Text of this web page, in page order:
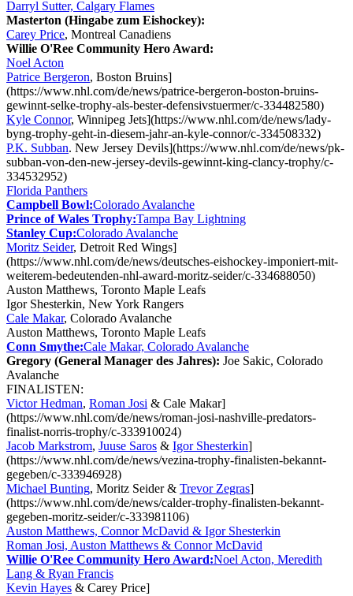
Darryl Sutter, Calgary Flames
Masterton (Hingabe zum Eishockey):
Carey Price, Montreal Canadiens
Willie O'Ree Community Hero Award:
Noel Acton
Patrice Bergeron, Boston Bruins]
(https://www.nhl.com/de/news/patrice-bergeron-boston-bruins-
gewinnt-selke-trophy-als-bester-defensivstuermer/c-334482580)
Kyle Connor, Winnipeg Jets](https://www.nhl.com/de/news/lady-
byng-trophy-geht-in-diesem-jahr-an-kyle-connor/c-334508332)
P.K. Subban. New Jersey Devils](https://www.nhl.com/de/news/pk-
subban-von-den-new-jersey-devils-gewinnt-king-clancy-trophy/c-
334532952)
Florida Panthers
Campbell Bowl:Colorado Avalanche
Prince of Wales Trophy:Tampa Bay Lightning
Stanley Cup:Colorado Avalanche
Moritz Seider, Detroit Red Wings]
(https://www.nhl.com/de/news/deutsches-eishockey-imponiert-mit-
weiterem-bedeutenden-nhl-award-moritz-seider/c-334688050)
Auston Matthews, Toronto Maple Leafs
Igor Shesterkin, New York Rangers
Cale Makar, Colorado Avalanche
Auston Matthews, Toronto Maple Leafs
Conn Smythe:Cale Makar, Colorado Avalanche
Gregory (General Manager des Jahres): Joe Sakic, Colorado
Avalanche
FINALISTEN:
Victor Hedman, Roman Josi & Cale Makar]
(https://www.nhl.com/de/news/roman-josi-nashville-predators-
finalist-norris-trophy/c-333910024)
Jacob Markstrom, Juuse Saros & Igor Shesterkin]
(https://www.nhl.com/de/news/vezina-trophy-finalisten-bekannt-
gegeben/c-333946928)
Michael Bunting, Moritz Seider & Trevor Zegras]
(https://www.nhl.com/de/news/calder-trophy-finalisten-bekannt-
gegeben-moritz-seider/c-333981106)
Auston Matthews, Connor McDavid & Igor Shesterkin
Roman Josi, Auston Matthews & Connor McDavid
Willie O'Ree Community Hero Award:Noel Acton, Meredith
Lang & Ryan Francis
Kevin Hayes & Carey Price]